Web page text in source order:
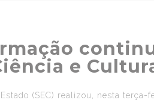
e
(SEC) realizou, nesta